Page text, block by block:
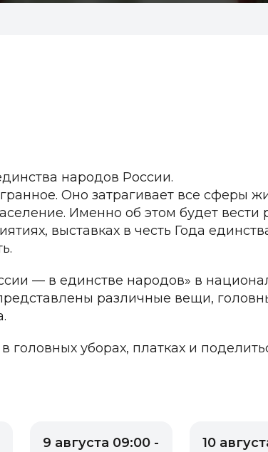
народов России.
Оно затрагивает все сферы
Именно об этом будет вести
выставках в честь Года
— в единстве народов» в
различные вещи,
уборах, платках и
9 августа 09:00 -
10